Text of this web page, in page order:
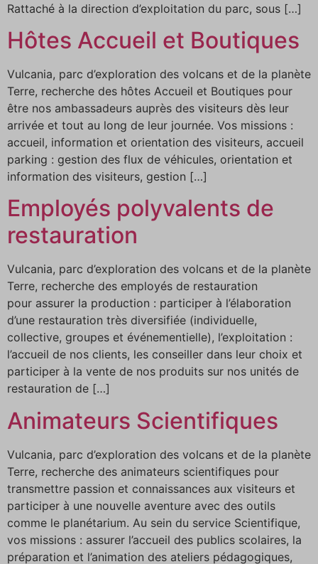
Rattaché à la direction d’exploitation du parc, sous […]
Hôtes Accueil et Boutiques
Vulcania, parc d’exploration des volcans et de la planète
Terre, recherche des hôtes Accueil et Boutiques pour
être nos ambassadeurs auprès des visiteurs dès leur
arrivée et tout au long de leur journée. Vos missions :
accueil, information et orientation des visiteurs, accueil
parking : gestion des flux de véhicules, orientation et
information des visiteurs, gestion […]
Employés polyvalents de
restauration
Vulcania, parc d’exploration des volcans et de la planète
Terre, recherche des employés de restauration
pour assurer la production : participer à l’élaboration
d’une restauration très diversifiée (individuelle,
collective, groupes et événementielle), l’exploitation :
l’accueil de nos clients, les conseiller dans leur choix et
participer à la vente de nos produits sur nos unités de
restauration de […]
Animateurs Scientifiques
Vulcania, parc d’exploration des volcans et de la planète
Terre, recherche des animateurs scientifiques pour
transmettre passion et connaissances aux visiteurs et
participer à une nouvelle aventure avec des outils
comme le planétarium. Au sein du service Scientifique,
vos missions : assurer l’accueil des publics scolaires, la
préparation et l’animation des ateliers pédagogiques,